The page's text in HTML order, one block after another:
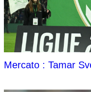
Mercato : Tamar